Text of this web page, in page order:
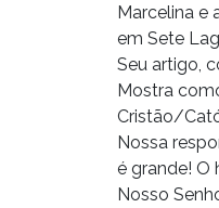
Marcelina e
em Sete
Seu artigo,
Mostra
Cristão/
Nossa
é grande! O
Nosso